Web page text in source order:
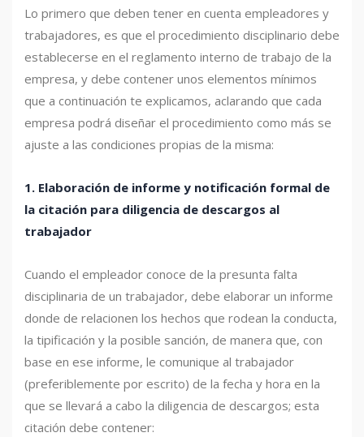
Lo primero que deben tener en cuenta empleadores y
trabajadores, es que el procedimiento disciplinario debe
establecerse en el reglamento interno de trabajo de la
empresa, y debe contener unos elementos mínimos
que a continuación te explicamos, aclarando que cada
empresa podrá diseñar el procedimiento como más se
ajuste a las condiciones propias de la misma:
1. Elaboración de informe y notificación formal de
la citación para diligencia de descargos al
trabajador
Cuando el empleador conoce de la presunta falta
disciplinaria de un trabajador, debe elaborar un informe
donde de relacionen los hechos que rodean la conducta,
la tipificación y la posible sanción, de manera que, con
base en ese informe, le comunique al trabajador
(preferiblemente por escrito) de la fecha y hora en la
que se llevará a cabo la diligencia de descargos; esta
citación debe contener: